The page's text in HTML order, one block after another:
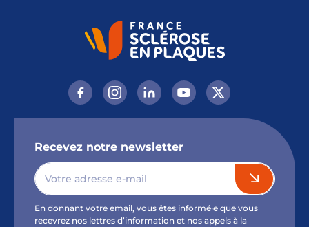
Recevez notre newsletter
En donnant votre email, vous êtes informé·e que vous
recevrez nos lettres d’information et nos appels à la